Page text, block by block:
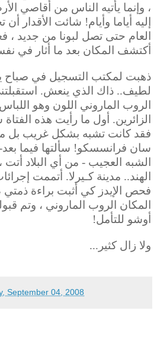
، وإنما يأتيه الناس من أقاصي
إليه أياما وأيام! شائت الأقدار
العام حتى تصل لبونا من جديد
أكتشف المكان بعد ما أثار في
ذهبت لمكتب التسجيل في صباح
لطيف.. ذاك الذي ينعش.
الروب الماروني اللون وهو
الزائرين. أول ما رأيت هذه
فقد كانت تشبه بشكل غريب بل
سان فرانسسكو! سألتها فيما بعد-
الشبه العجيب - من أي البلاد
الهند.. مدينة كـيرلا. أتممت
فحص الإيدز كي أثبت براءة
المكان الروب الماروني ، وتم
أوشو للتأمل!
ولا زال كثير...
September 04, 2008